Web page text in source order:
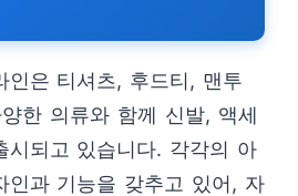
인은 티셔츠, 후드티, 맨투
한 의류와 함께 신발, 액세
시되고 있습니다. 각각의 아
인과 기능을 갖추고 있어, 자